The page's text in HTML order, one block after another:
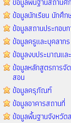
ข้อมูลนักเรียน นักศึก
ข้อมูลสถานประกอบก
ข้อมูลครูและบุคลากร
ข้อมูลงบประมาณแล
ข้อมูลหลักสูตรการจั
สอน
ข้อมูลครุภัณฑ์
ข้อมูลอาคารสถานที่
ข้อมูลพื้นฐานจังหวัด